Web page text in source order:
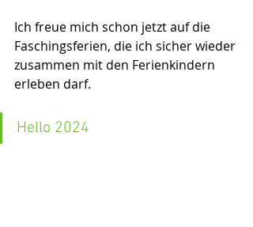
Ich freue mich schon jetzt auf die
Faschingsferien, die ich sicher wieder
zusammen mit den Ferienkindern
erleben darf.
Hello 2024